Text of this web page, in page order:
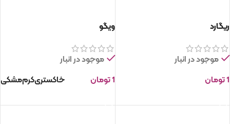
ریگارد
موجود در انبار
1تومان
ویگو
موجود در انبار
1تومان خاکستریکرممشکی